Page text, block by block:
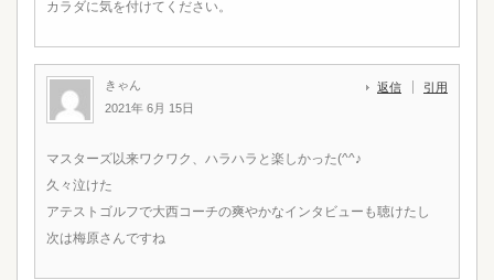
カラダに気を付けてください。
きゃん
2021年 6月 15日
返信 引用
マスターズ以来ワクワク、ハラハラと楽しかった(^^♪
久々泣けた
アテストゴルフで大西コーチの爽やかなインタビューも聴けたし
次は梅原さんですね